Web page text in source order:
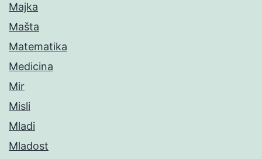
Majka
Mašta
Matematika
Medicina
Mir
Misli
Mladi
Mladost